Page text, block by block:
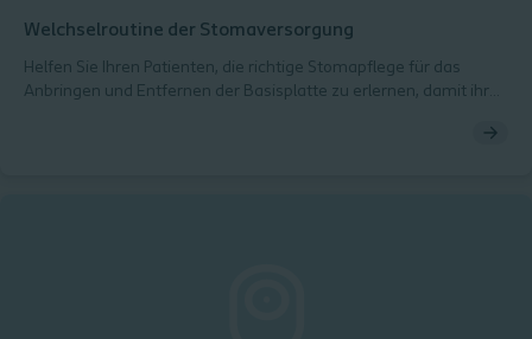
Welchselroutine der Stomaversorgung
Helfen Sie Ihren Patienten, die richtige Stomapflege für das
Anbringen und Entfernen der Basisplatte zu erlernen, damit ihre